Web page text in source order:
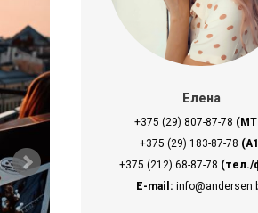
Елена
+375 (29) 807-87-78
+375 (29) 183-87-78
+375 (212) 68-87-78 (тел./
E-mail: